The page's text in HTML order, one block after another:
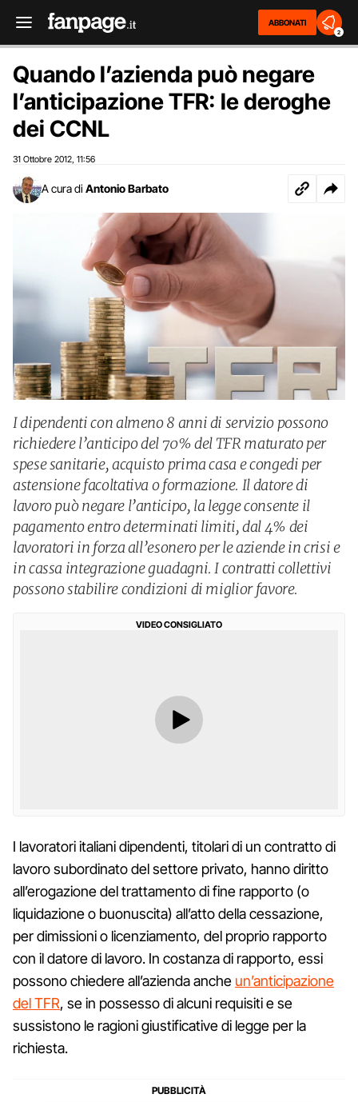
ABBONATI
2
Quando l’azienda può negare
l’anticipazione TFR: le deroghe
dei CCNL
31 Ottobre 2012 11:56
A cura di Antonio Barbato
I dipendenti con almeno 8 anni di servizio possono
richiedere l’anticipo del 70% del TFR maturato per
spese sanitarie, acquisto prima casa e congedi per
astensione facoltativa o formazione. Il datore di
lavoro può negare l’anticipo, la legge consente il
pagamento entro determinati limiti, dal 4% dei
lavoratori in forza all’esonero per le aziende in crisi e
in cassa integrazione guadagni. I contratti collettivi
possono stabilire condizioni di miglior favore.
VIDEO CONSIGLIATO
I lavoratori italiani dipendenti, titolari di un contratto di
lavoro subordinato del settore privato, hanno diritto
all’erogazione del trattamento di fine rapporto (o
liquidazione o buonuscita) all’atto della cessazione,
per dimissioni o licenziamento, del proprio rapporto
con il datore di lavoro. In costanza di rapporto, essi
possono chiedere all’azienda anche un’anticipazione
del TFR, se in possesso di alcuni requisiti e se
sussistono le ragioni giustificative di legge per la
richiesta.